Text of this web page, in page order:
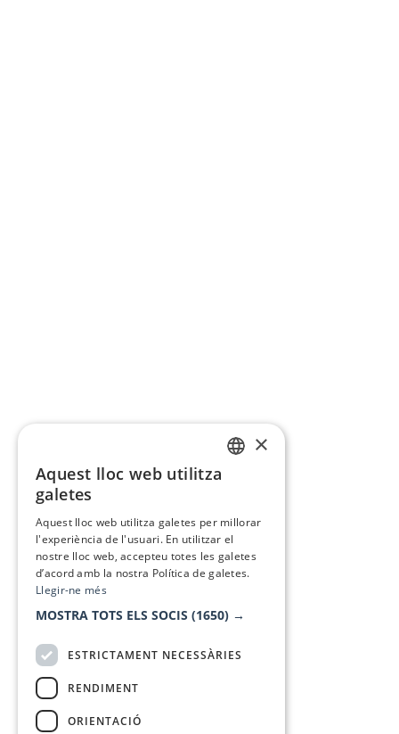
×
Aquest lloc web utilitza
galetes
Aquest lloc web utilitza galetes per millorar
l'experiència de l'usuari. En utilitzar el
nostre lloc web, accepteu totes les galetes
d’acord amb la nostra Política de galetes.
Llegir-ne més
MOSTRA TOTS ELS SOCIS (1650) →
ESTRICTAMENT NECESSÀRIES
RENDIMENT
ORIENTACIÓ